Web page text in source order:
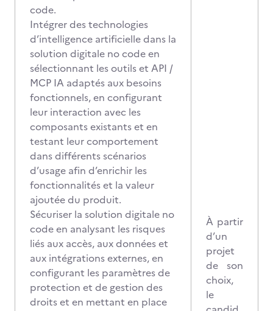
code.
Intégrer des technologies
d’intelligence artificielle dans la
solution digitale no code en
sélectionnant les outils et API /
MCP IA adaptés aux besoins
fonctionnels, en configurant
leur interaction avec les
composants existants et en
testant leur comportement
dans différents scénarios
d’usage afin d’enrichir les
fonctionnalités et la valeur
ajoutée du produit.
Sécuriser la solution digitale no
code en analysant les risques
liés aux accès, aux données et
aux intégrations externes, en
configurant les paramètres de
protection et de gestion des
droits et en mettant en place
À partir
d’un
projet
de son
choix,
le